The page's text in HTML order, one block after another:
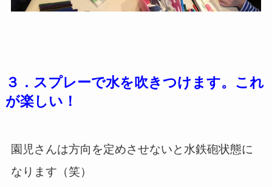
３．スプレーで水を吹きつけます。これ
が楽しい！
園児さんは方向を定めさせないと水鉄砲状態に
なります（笑）